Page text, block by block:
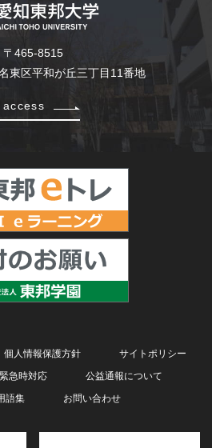
〒465-8515
東区平和が丘三丁目11番地
access
個人情報保護方針
サイトポリシー
緊急時対応
公益通報について
語集
お問い合わせ